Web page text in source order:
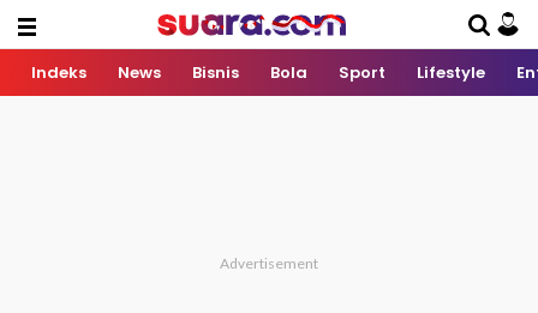
Indeks News Bisnis Bola Sport Lifestyle